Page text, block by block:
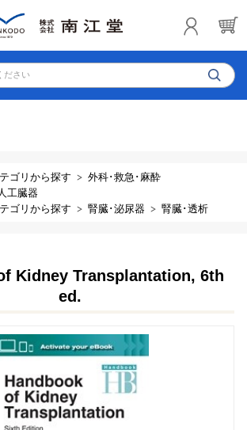
ださい
ゴリから探す
外科･救急･麻酔
工臓器
ゴリから探す 腎臓･泌尿器 腎臓･透析
Kidney Transplantation, 6th
ed.